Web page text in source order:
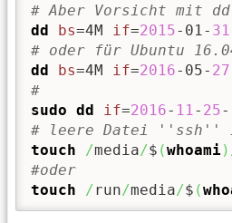
# Aber Vorsicht mit
dd
bs=4M if=2015-01- 31
# oder für Ubuntu
dd
bs=4M if=2016-05- 27
#
sudo dd if=2016- 11- 25
# leere Datei ''ssh''
touch
/media/$ (whoami)
#oder
touch
/run/media/$ (